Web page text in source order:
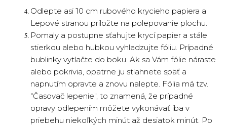
Odlepte asi 10 cm rubového krycieho papiera a
Lepové stranou priložte na polepovanie plochu.
Pomaly a postupne sťahujte krycí papier a stále
stierkou alebo hubkou vyhladzujte fóliu. Prípadné
bublinky vytlačte do boku. Ak sa Vám fólie náraste
alebo pokrivia, opatrne ju stiahnete späť a
napnutím opravte a znovu nalepte. Fólia má tzv.
"Časovač lepenie", to znamená, že prípadné
opravy odlepením môžete vykonávať iba v
priebehu niekoľkých minút až desiatok minút. Po